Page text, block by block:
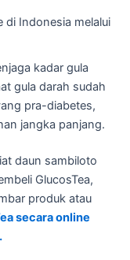
di Indonesia melalui
kadar gula
gula darah sudah
pra-diabetes,
jangka panjang.
daun sambiloto
GlucosTea,
produk atau
secara online